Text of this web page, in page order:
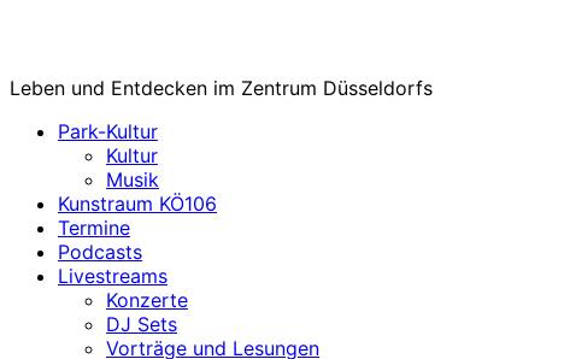
Leben und Entdecken im Zentrum Düsseldorfs
Park-Kultur
Kultur
Musik
Kunstraum KÖ106
Termine
Podcasts
Livestreams
Konzerte
DJ Sets
Vorträge und Lesungen